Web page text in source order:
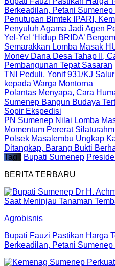
Berkeadilan, Petani
Penutupan Bimtek IPARI,
Penyuluh Agama Jadi Agen
Yel-Yel ‘Hidup BRIDA’
Semarakkan Lomba Masak
Monev Dana Desa Tahap II,
Pembangunan Tepat Sasaran
TNI Peduli, Yonif 931/KJ
kepada Warga Montorna
Polantas Menyapa, Cara
Sumenep Bangun Budaya
Sopir Ekspedisi
PN Sumenep Nilai Lomba
Momentum Pererat
Polsek Masalembu Ungkap
Ditangkap, Barang Bukti
Tag : Bupati Sumenep
BERITA TERBARU
Agrobisnis
Bupati Fauzi Pastikan Harga
Berkeadilan, Petani